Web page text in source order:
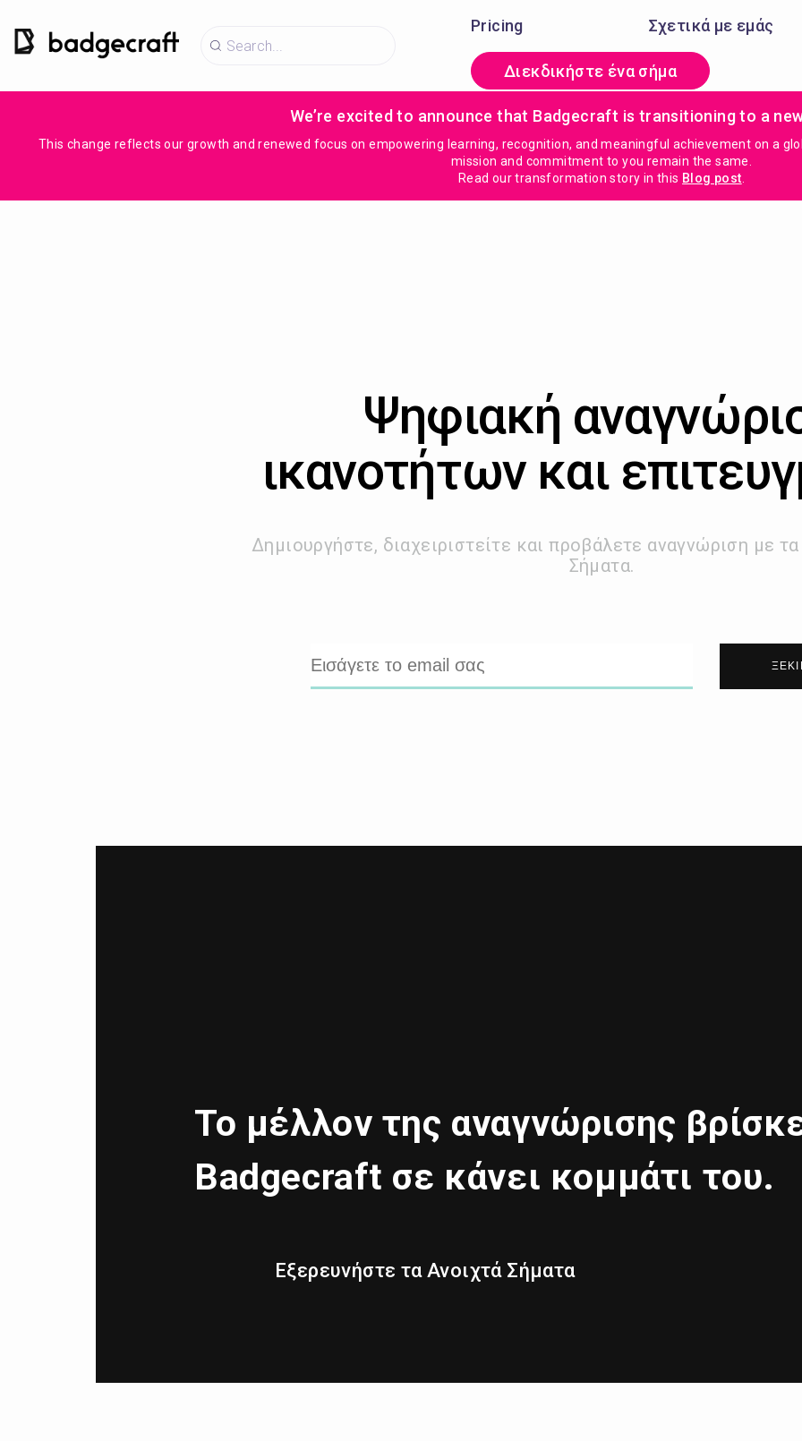
Pricing Σχετικά με εμάς
Διεκδικήστε ένα σήμα
We’re excited to announce that Badgecraft is transitioning to a
This change reflects our growth and renewed focus on empowering learning, recognition, and meaningful achievement on a
mission and commitment to you remain the same.
Read our transformation story in this Blog post
Ψηφιακή
ικανοτήτων και
Δημιουργήστε, διαχειριστείτε και προβάλετε αναγνώριση με
Σήματα.
Το μέλλον της αναγνώρισης
Badgecraft σε κάνει κομμάτι του.
Εξερευνήστε τα Ανοιχτά Σήματα